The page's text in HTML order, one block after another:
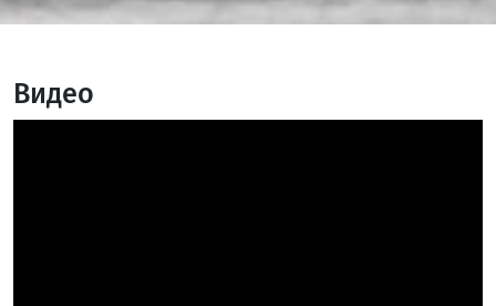
Видео